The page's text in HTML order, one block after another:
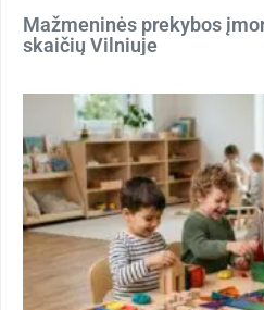
Mažmeninės prekybos
skaičių Vilniuje